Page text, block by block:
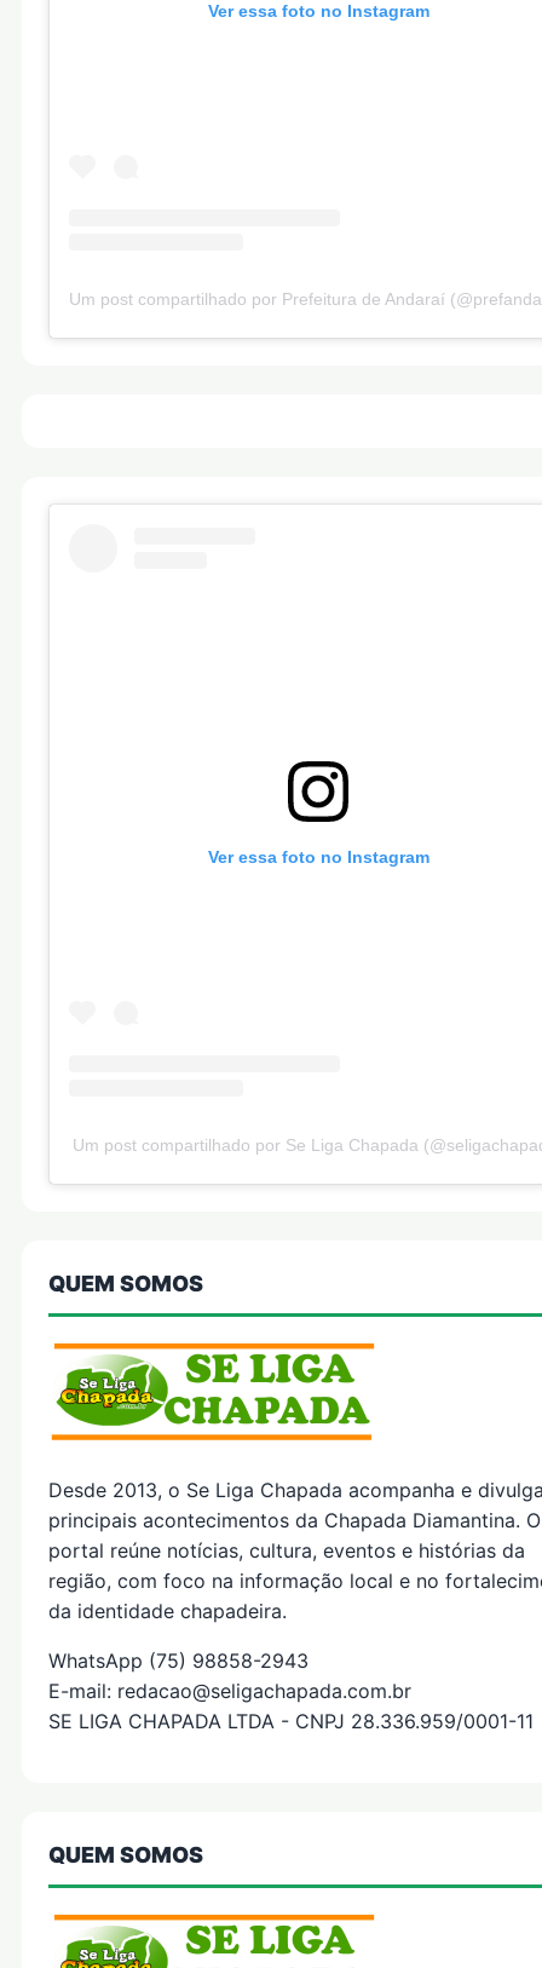
Ver essa foto no Instagram
Um post compartilhado por Prefeitura de Andaraí
Ver essa foto no Instagram
Um post compartilhado por Se Liga Chapada
QUEM SOMOS
Desde 2013, o Se Liga Chapada acompanha e
principais acontecimentos da Chapada Diamantina. O
portal reúne notícias, cultura, eventos e histórias da
região, com foco na informação local e no
da identidade chapadeira.
WhatsApp (75) 98858-2943
E-mail: redacao@seligachapada.com.br
SE LIGA CHAPADA LTDA - CNPJ 28.336.959/0001-11
QUEM SOMOS